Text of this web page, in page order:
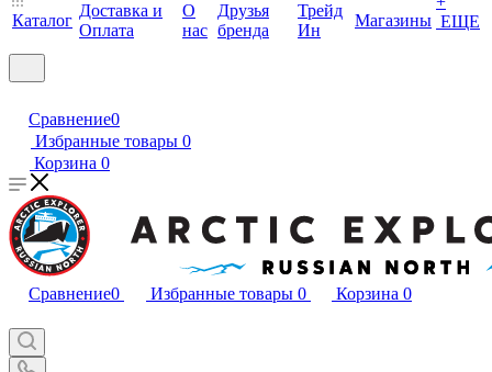
Каталог
Доставка и
Оплата
О
нас
Друзья
бренда
Трейд
Ин
Магазины ЕЩЕ
Сравнение0
Избранные товары 0
Корзина 0
Сравнение0 Избранные товары 0 Корзина 0